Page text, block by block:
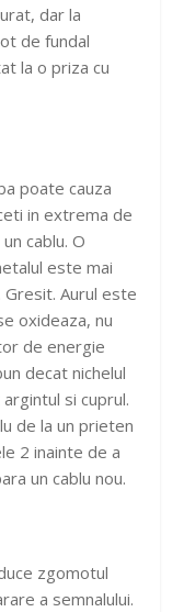
dar la
de fundal
la o priza cu
poate cauza
in extrema de
cablu. O
este mai
Gresit. Aurul este
oxideaza, nu
de energie
decat nichelul
si cuprul.
de la un prieten
2 inainte de a
un cablu nou.
zgomotul
a semnalului.